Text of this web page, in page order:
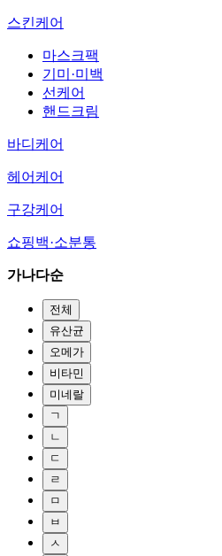
스킨케어
마스크팩
기미·미백
선케어
핸드크림
바디케어
헤어케어
구강케어
쇼핑백·소분통
가나다순
전체
유산균
오메가
비타민
미네랄
ㄱ
ㄴ
ㄷ
ㄹ
ㅁ
ㅂ
ㅅ